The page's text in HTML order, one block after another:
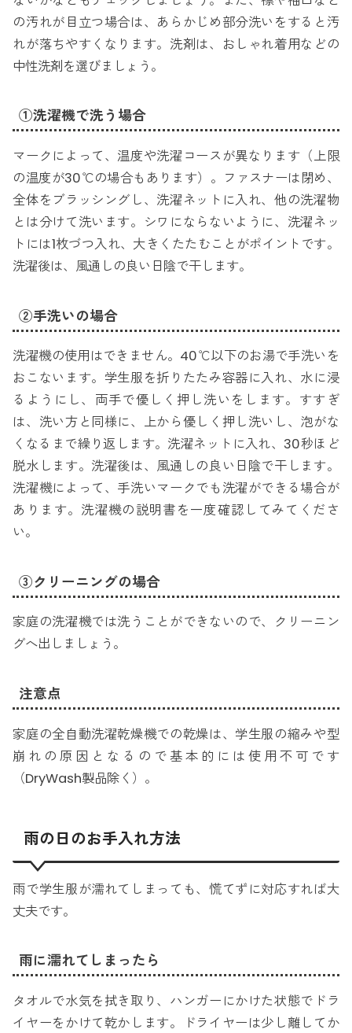
の汚れが目立つ場合は、あらかじめ部分洗いをすると汚
れが落ちやすくなります。洗剤は、おしゃれ着用などの
中性洗剤を選びましょう。
①洗濯機で洗う場合
マークによって、温度や洗濯コースが異なります（上限
の温度が30℃の場合もあります）。ファスナーは閉め、
全体をブラッシングし、洗濯ネットに入れ、他の洗濯物
とは分けて洗います。シワにならないように、洗濯ネッ
トには1枚づつ入れ、大きくたたむことがポイントです。
洗濯後は、風通しの良い日陰で干します。
②手洗いの場合
洗濯機の使用はできません。40℃以下のお湯で手洗いを
おこないます。学生服を折りたたみ容器に入れ、水に浸
るようにし、両手で優しく押し洗いをします。すすぎ
は、洗い方と同様に、上から優しく押し洗いし、泡がな
くなるまで繰り返します。洗濯ネットに入れ、30秒ほど
脱水します。洗濯後は、風通しの良い日陰で干します。
洗濯機によって、手洗いマークでも洗濯ができる場合が
あります。洗濯機の説明書を一度確認してみてくださ
い。
③クリーニングの場合
家庭の洗濯機では洗うことができないので、クリーニン
グへ出しましょう。
注意点
家庭の全自動洗濯乾燥機での乾燥は、学生服の縮みや型
崩れの原因となるので基本的には使用不可です
（DryWash製品除く）。
雨の日のお手入れ方法
雨で学生服が濡れてしまっても、慌てずに対応すれば大
丈夫です。
雨に濡れてしまったら
タオルで水気を拭き取り、ハンガーにかけた状態でドラ
イヤーをかけて乾かします。ドライヤーは少し離してか